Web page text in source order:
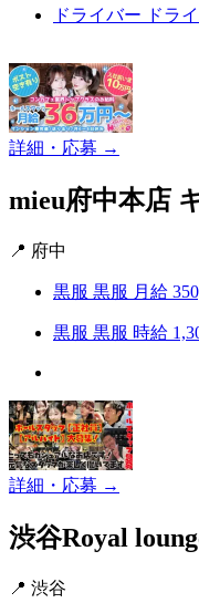
ドライバー ドラ
詳細・応募 →
mieu府中本店
📍 府中
黒服 黒服 月給
黒服 黒服 時給
詳細・応募 →
渋谷Royal
📍 渋谷